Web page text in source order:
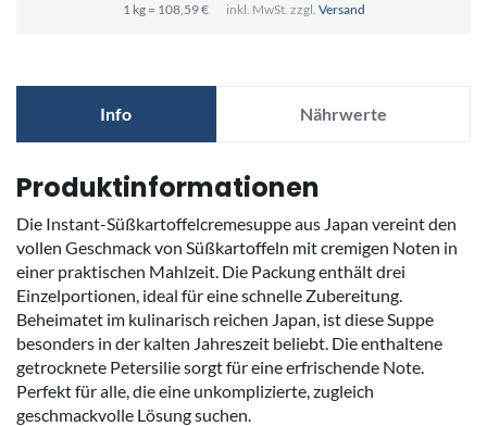
1 kg = 108,59 € inkl. MwSt. zzgl. Versand
Info Nährwerte
Produktinformationen
Die Instant-Süßkartoffelcremesuppe aus Japan vereint den
vollen Geschmack von Süßkartoffeln mit cremigen Noten in
einer praktischen Mahlzeit. Die Packung enthält drei
Einzelportionen, ideal für eine schnelle Zubereitung.
Beheimatet im kulinarisch reichen Japan, ist diese Suppe
besonders in der kalten Jahreszeit beliebt. Die enthaltene
getrocknete Petersilie sorgt für eine erfrischende Note.
Perfekt für alle, die eine unkomplizierte, zugleich
geschmackvolle Lösung suchen.